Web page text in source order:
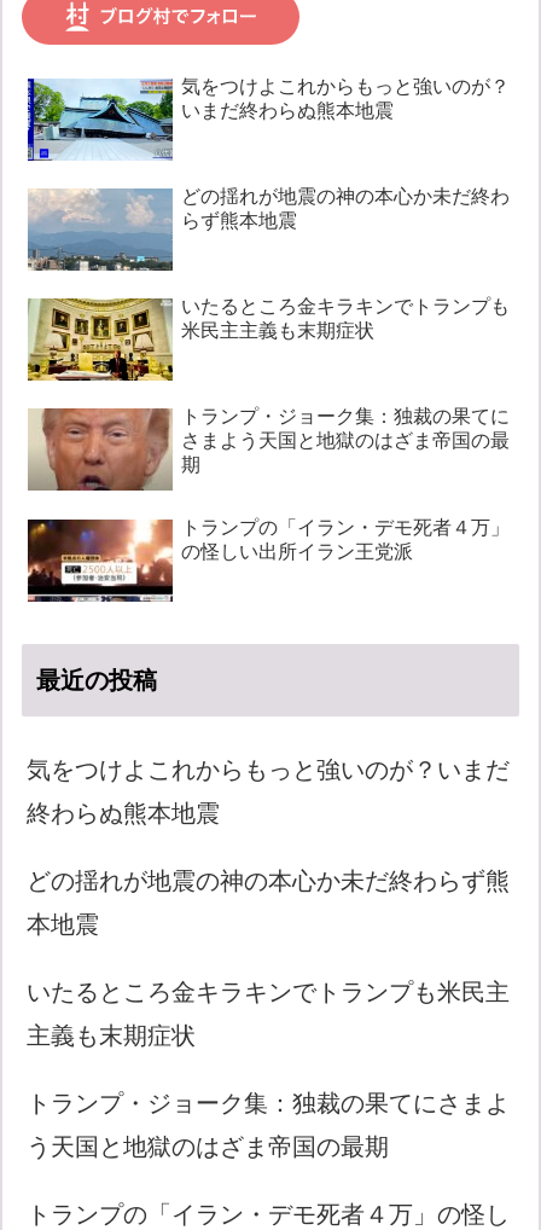
気をつけよこれからもっと強いのが？
いまだ終わらぬ熊本地震
どの揺れが地震の神の本心か未だ終わ
らず熊本地震
いたるところ金キラキンでトランプも
米民主主義も末期症状
トランプ・ジョーク集：独裁の果てに
さまよう天国と地獄のはざま帝国の最
期
トランプの「イラン・デモ死者４万」
の怪しい出所イラン王党派
最近の投稿
気をつけよこれからもっと強いのが？いまだ
終わらぬ熊本地震
どの揺れが地震の神の本心か未だ終わらず熊
本地震
いたるところ金キラキンでトランプも米民主
主義も末期症状
トランプ・ジョーク集：独裁の果てにさまよ
う天国と地獄のはざま帝国の最期
トランプの「イラン・デモ死者４万」の怪し